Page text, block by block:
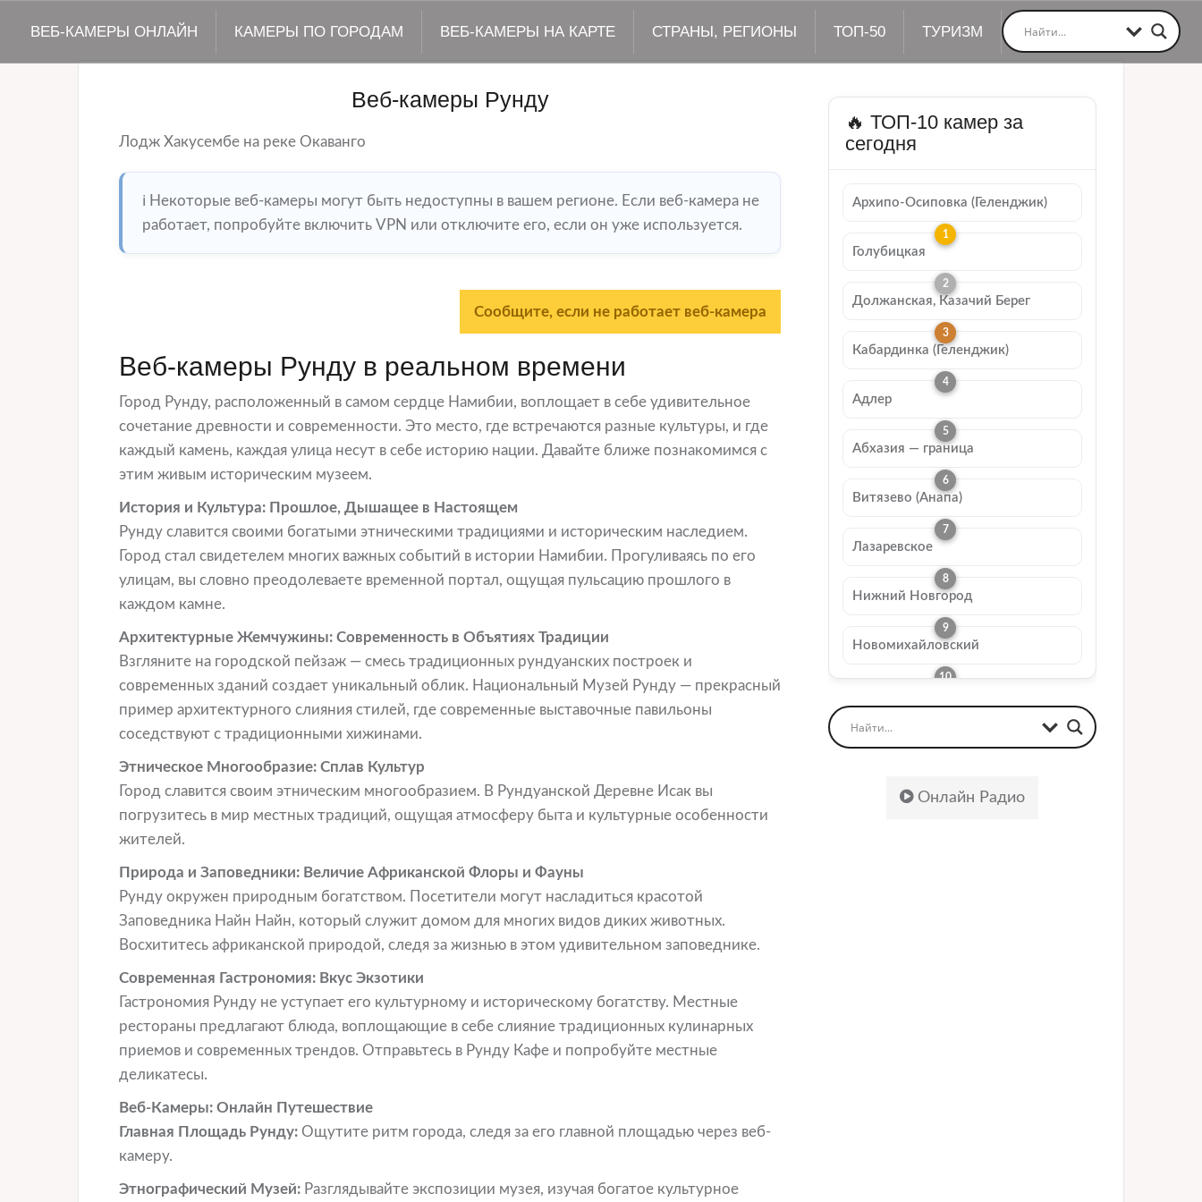
ВЕБ-КАМЕРЫ ОНЛАЙН КАМЕРЫ ПО ГОРОДАМ ВЕБ-КАМЕРЫ НА КАРТЕ СТРАНЫ, РЕГИОНЫ ТОП-50 ТУРИЗМ
Веб-камеры Рунду
Лодж Хакусембе на реке Окаванго
ℹ️ Некоторые веб-камеры могут быть недоступны в вашем регионе. Если веб-камера не
работает, попробуйте включить VPN или отключите его, если он уже используется.
Сообщите, если не работает веб-камера
Веб-камеры Рунду в реальном времени
Город Рунду, расположенный в самом сердце Намибии, воплощает в себе удивительное
сочетание древности и современности. Это место, где встречаются разные культуры, и где
каждый камень, каждая улица несут в себе историю нации. Давайте ближе познакомимся с
этим живым историческим музеем.
История и Культура: Прошлое, Дышащее в Настоящем
Рунду славится своими богатыми этническими традициями и историческим наследием.
Город стал свидетелем многих важных событий в истории Намибии. Прогуливаясь по его
улицам, вы словно преодолеваете временной портал, ощущая пульсацию прошлого в
каждом камне.
Архитектурные Жемчужины: Современность в Объятиях Традиции
Взгляните на городской пейзаж — смесь традиционных рундуанских построек и
современных зданий создает уникальный облик. Национальный Музей Рунду — прекрасный
пример архитектурного слияния стилей, где современные выставочные павильоны
соседствуют с традиционными хижинами.
Этническое Многообразие: Сплав Культур
Город славится своим этническим многообразием. В Рундуанской Деревне Исак вы
погрузитесь в мир местных традиций, ощущая атмосферу быта и культурные особенности
жителей.
Природа и Заповедники: Величие Африканской Флоры и Фауны
Рунду окружен природным богатством. Посетители могут насладиться красотой
Заповедника Найн Найн, который служит домом для многих видов диких животных.
Восхититесь африканской природой, следя за жизнью в этом удивительном заповеднике.
Современная Гастрономия: Вкус Экзотики
Гастрономия Рунду не уступает его культурному и историческому богатству. Местные
рестораны предлагают блюда, воплощающие в себе слияние традиционных кулинарных
приемов и современных трендов. Отправьтесь в Рунду Кафе и попробуйте местные
деликатесы.
Веб-Камеры: Онлайн Путешествие
Главная Площадь Рунду: Ощутите ритм города, следя за его главной площадью через веб-
камеру.
Этнографический Музей: Разглядывайте экспозиции музея, изучая богатое культурное
🔥 ТОП-10 камер за
сегодня
Архипо-Осиповка (Геленджик)
Голубицкая
Должанская, Казачий Берег
Кабардинка (Геленджик)
Адлер
Абхазия — граница
Витязево (Анапа)
Лазаревское
Нижний Новгород
Новомихайловский
Онлайн Радио